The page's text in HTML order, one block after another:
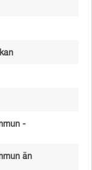
-
än